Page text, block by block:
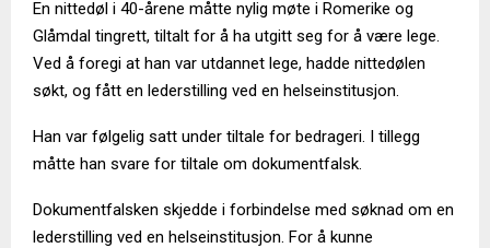
En nittedøl i 40-årene måtte nylig møte i Romerike og
Glåmdal tingrett, tiltalt for å ha utgitt seg for å være lege.
Ved å foregi at han var utdannet lege, hadde nittedølen
søkt, og fått en lederstilling ved en helseinstitusjon.
Han var følgelig satt under tiltale for bedrageri. I tillegg
måtte han svare for tiltale om dokumentfalsk.
Dokumentfalsken skjedde i forbindelse med søknad om en
lederstilling ved en helseinstitusjon. For å kunne